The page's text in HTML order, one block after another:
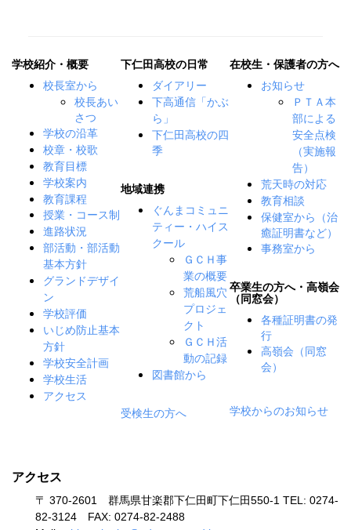
学校紹介・概要
校長室から
校長あい
さつ
学校の沿革
校章・校歌
教育目標
学校案内
教育課程
授業・コース制
進路状況
部活動・部活動
基本方針
グランドデザイ
ン
学校評価
いじめ防止基本
方針
学校安全計画
学校生活
アクセス
下仁田高校の日常
ダイアリー
下高通信「かぶ
ら」
下仁田高校の四
季
地域連携
ぐんまコミュニ
ティー・ハイス
クール
ＧＣＨ事
業の概要
荒船風穴
プロジェ
クト
ＧＣＨ活
動の記録
図書館から
受検生の方へ
在校生・保護者の方へ
お知らせ
ＰＴＡ本
部による
安全点検
（実施報
告）
荒天時の対応
教育相談
保健室から（治
癒証明書など）
事務室から
卒業生の方へ・高嶺会
（同窓会）
各種証明書の発
行
高嶺会（同窓
会）
学校からのお知らせ
アクセス
〒 370-2601 群馬県甘楽郡下仁田町下仁田550-1 TEL: 0274-
82-3124 FAX: 0274-82-2488